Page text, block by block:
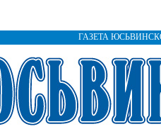
ГАЗЕТА